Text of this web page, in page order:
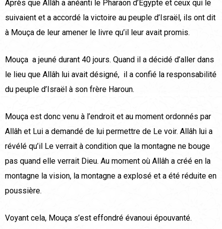
Après que Allâh a anéanti le Pharaon d’Égypte et ceux qui le
suivaient et a accordé la victoire au peuple d’Israël, ils ont dit
à Mouça de leur amener le livre qu’il leur avait promis.
Mouça a jeuné durant 40 jours. Quand il a décidé d’aller dans
le lieu que Allâh lui avait désigné, il a confié la responsabilité
du peuple d’Israël à son frère Haroun.
Mouça est donc venu à l’endroit et au moment ordonnés par
Allâh et Lui a demandé de lui permettre de Le voir. Allâh lui a
révélé qu’il Le verrait à condition que la montagne ne bouge
pas quand elle verrait Dieu. Au moment où Allâh a créé en la
montagne la vision, la montagne a explosé et a été réduite en
poussière.
Voyant cela, Mouça s’est effondré évanoui épouvanté.